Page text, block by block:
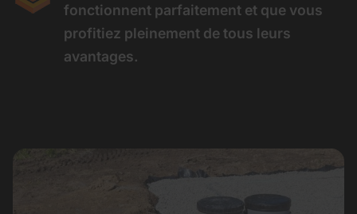
fonctionnent parfaitement et que vous
profitiez pleinement de tous leurs
avantages.